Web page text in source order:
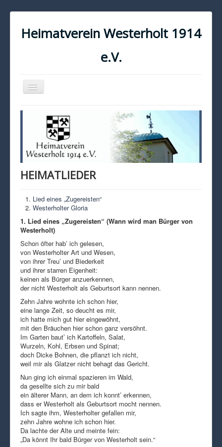
Heimatverein Westerholt 1914
e.V.
Navigation
an/aus
KONTAKT
IMPRESSUM
DATENSCHUTZ
HEIMATLIEDER
Lied eines „Zugereisten“
Westerholter Gloria
1. Lied eines „Zugereisten“ (Wann wird man Bürger von
Westerholt)
Schon öfter hab’ ich gelesen,
von Westerholter Art und Wesen,
von ihrer Treu’ und Biederkeit
und ihrer starren Eigenheit:
keinen als Bürger anzuerkennen,
der nicht Westerholt als Geburtsort kann nennen.
Zehn Jahre wohnte ich schon hier,
eine lange Zeit, so deucht es mir,
ich hatte mich gut hier eingewöhnt,
mit den Bräuchen hier schon ganz versöhnt.
Im Garten baut’ ich Kartoffeln, Salat,
Wurzeln, Kohl, Erbsen und Spinat;
doch Dicke Bohnen, die pflanzt ich nicht,
weil mir als Glatzer nicht behagt das Gericht.
Nun ging ich einmal spazieren im Wald,
da gesellte sich zu mir bald
ein älterer Mann, an dem ich konnt’ erkennen,
dass er Westerholt als Geburtsort mocht nennen.
Ich sagte ihm, Westerholter gefallen mir,
zehn Jahre wohne ich schon hier.
Da lachte der Alte und meinte fein:
„Da könnt Ihr bald Bürger von Westerholt sein.“